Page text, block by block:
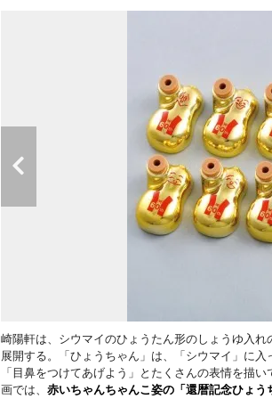
崎陽軒は、シウマイのひょうたん形のしょうゆ入
展開する。「ひょうちゃん」は、「シウマイ」に
「目鼻をつけてあげよう」とたくさんの表情を描
画では、 赤いちゃんちゃんこ姿の「還暦記念ひょう